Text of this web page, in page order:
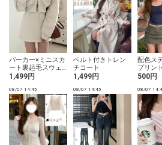
パーカー×ミニスカ
ート裏起毛スウェ
ットセットアップ
1,499円
ベルト付きトレン
チコート
1,499円
配色ス
プリン
ップ
500円
08/07 14:45 08/07 14:45 08/07